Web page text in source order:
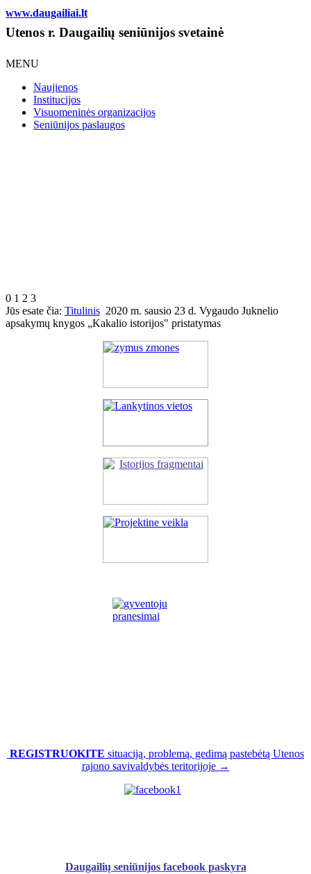
www.daugailiai.lt
Utenos r. Daugailių seniūnijos svetainė
MENU
Naujienos
Institucijos
Visuomeninės organizacijos
Seniūnijos paslaugos
0 1 2 3
Jūs esate čia: Titulinis 2020 m. sausio 23 d. Vygaudo Juknelio
apsakymų knygos „Kakalio istorijos" pristatymas
REGISTRUOKITE situaciją, problemą, gedimą pastebėtą Utenos
rajono savivaldybės teritorijoje →
Daugailių seniūnijos facebook paskyra